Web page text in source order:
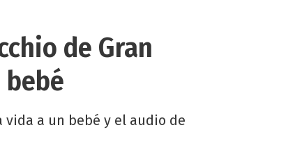
de Gran
vida a un bebé y el audio de